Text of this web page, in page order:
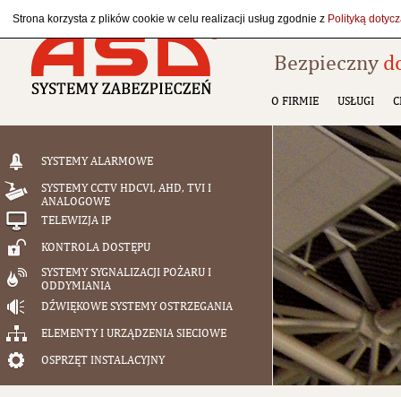
Bezpieczny
O FIRMIE USŁUGI
SYSTEMY ALARMOWE
SYSTEMY CCTV HDCVI, AHD, TVI I
ANALOGOWE
TELEWIZJA IP
KONTROLA DOSTĘPU
SYSTEMY SYGNALIZACJI POŻARU I
ODDYMIANIA
DŹWIĘKOWE SYSTEMY OSTRZEGANIA
ELEMENTY I URZĄDZENIA SIECIOWE
OSPRZĘT INSTALACYJNY
Strona korzysta z plików cookie w celu realizacji usług zgodnie z Polityką